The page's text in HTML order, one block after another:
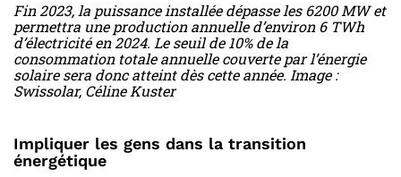
Fin 2023, la puissance installée dépasse les 6200 MW et
permettra une production annuelle d’environ 6 TWh
d’électricité en 2024. Le seuil de 10% de la
consommation totale annuelle couverte par l’énergie
solaire sera donc atteint dès cette année. Image :
Swissolar, Céline Kuster
Impliquer les gens dans la transition
énergétique